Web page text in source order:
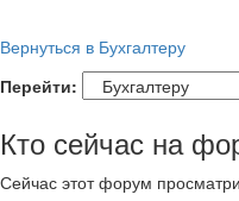
Вернуться в Бухгалтеру
Перейти:
Кто сейчас на
Сейчас этот форум